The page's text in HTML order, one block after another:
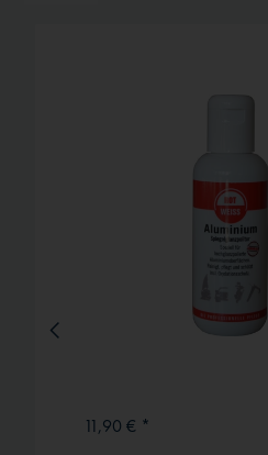
11,90 € *